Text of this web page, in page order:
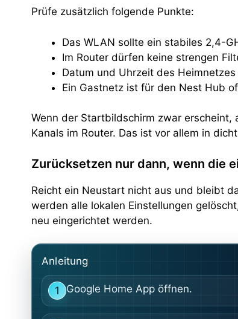
Prüfe zusätzlich folgende Punkte:
Das WLAN sollte ein stabiles 2,4-
Im Router dürfen keine strengen
Datum und Uhrzeit des
Ein Gastnetz ist für den Nest Hub
Wenn der Startbildschirm zwar
Kanals im Router. Das ist vor allem in
Zurücksetzen nur dann, wenn die
Reicht ein Neustart nicht aus und bleibt
werden alle lokalen Einstellungen
neu eingerichtet werden.
Anleitung
1 Google Home App öffnen.